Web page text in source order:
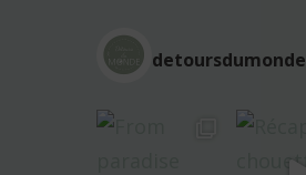
detoursdumonde